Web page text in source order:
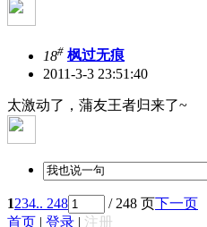
18# 枫过无痕
2011-3-3 23:51:40
太激动了，蒲友王者归来了~
1234.. 248 / 248 页下一页
首页 | 登录 | 注册